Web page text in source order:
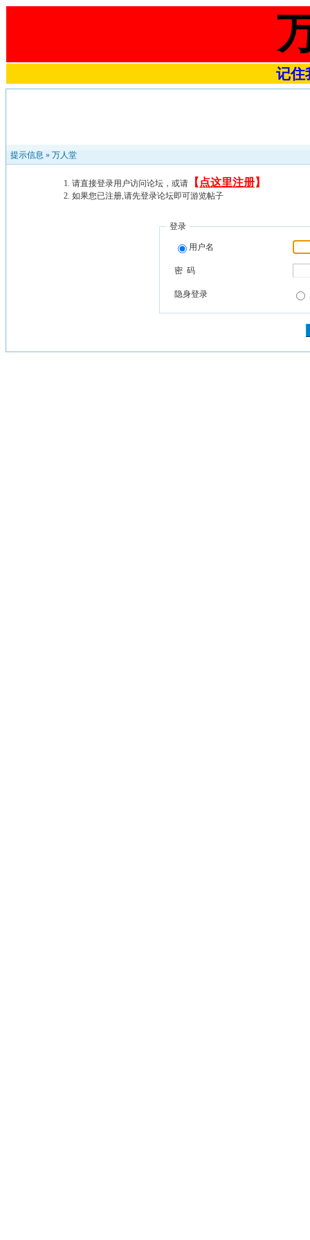
记住
提示信息 » 万人堂
请直接登录用户访问论坛，或请 【 点这里注册】
如果您已注册,请先登录论坛即可游览帖子
登录
用户名
密 码
隐身登录